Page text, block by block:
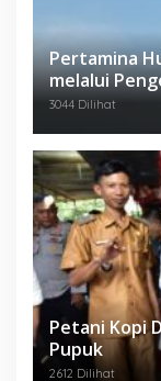
Pertamina
melalui
Anggrek
3044 Dilihat
Petani Kopi
Pupuk
2612 Dilihat